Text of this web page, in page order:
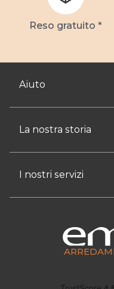
Reso gratuito *
Aiuto
La nostra storia
I nostri servizi